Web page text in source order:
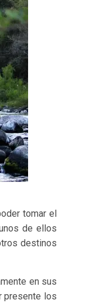
tomar el
de ellos
destinos
en sus
presente los